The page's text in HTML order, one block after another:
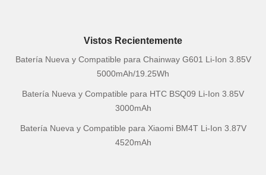
Vistos Recientemente
Batería Nueva y Compatible para Chainway G601 Li-Ion 3.85V
5000mAh/19.25Wh
Batería Nueva y Compatible para HTC BSQ09 Li-Ion 3.85V
3000mAh
Batería Nueva y Compatible para Xiaomi BM4T Li-Ion 3.87V
4520mAh